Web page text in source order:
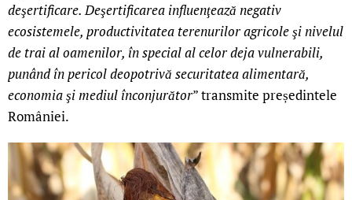
deşertificare. Deşertificarea influenţează negativ
ecosistemele, productivitatea terenurilor agricole şi nivelul
de trai al oamenilor, în special al celor deja vulnerabili,
punând în pericol deopotrivă securitatea alimentară,
economia şi mediul înconjurător” transmite președintele
României.